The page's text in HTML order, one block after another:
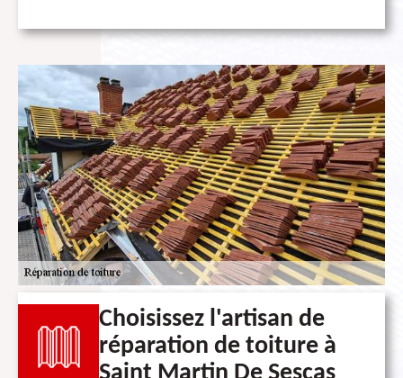
Choisissez l'artisan de
réparation de toiture à